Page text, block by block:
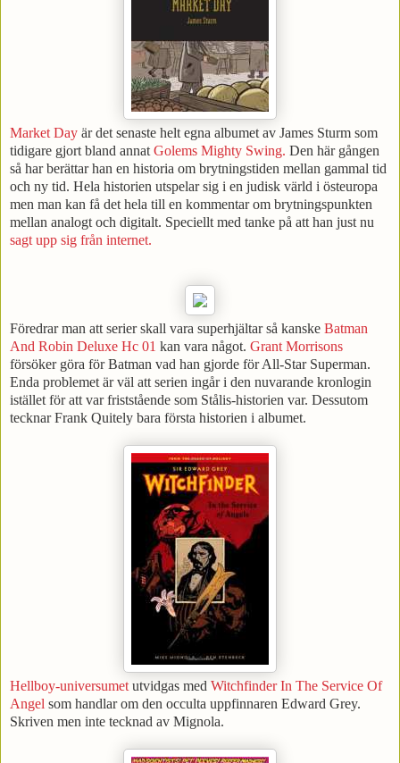
Market Day är det senaste helt egna albumet av James Sturm som
tidigare gjort bland annat Golems Mighty Swing. Den här gången
så har berättar han en historia om brytningstiden mellan gammal tid
och ny tid. Hela historien utspelar sig i en judisk värld i östeuropa
men man kan få det hela till en kommentar om brytningspunkten
mellan analogt och digitalt. Speciellt med tanke på att han just nu
sagt upp sig från internet.
Föredrar man att serier skall vara superhjältar så kanske Batman
And Robin Deluxe Hc 01 kan vara något. Grant Morrisons
försöker göra för Batman vad han gjorde för All-Star Superman.
Enda problemet är väl att serien ingår i den nuvarande kronlogin
istället för att var friststående som Stålis-historien var. Dessutom
tecknar Frank Quitely bara första historien i albumet.
Hellboy-universumet utvidgas med Witchfinder In The Service Of
Angel som handlar om den occulta uppfinnaren Edward Grey.
Skriven men inte tecknad av Mignola.